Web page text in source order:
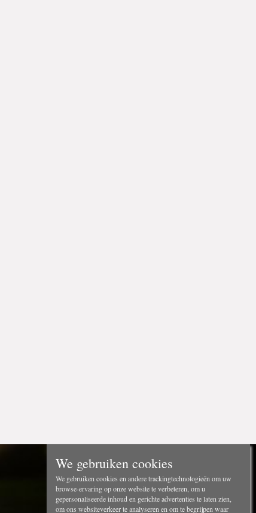
We gebruiken cookies
We gebruiken cookies en andere trackingtechnologieën om uw
browse-ervaring op onze website te verbeteren, om u
gepersonaliseerde inhoud en gerichte advertenties te laten zien,
om ons websiteverkeer te analyseren en om te begrijpen waar